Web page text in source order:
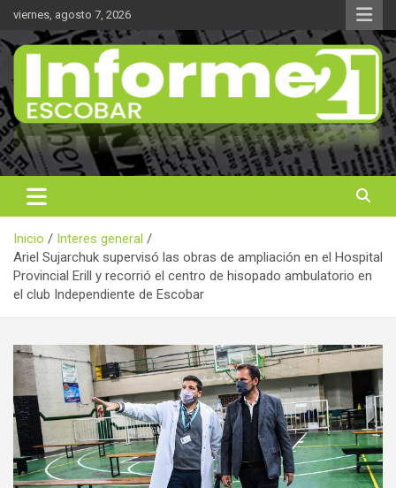
Saltar
contenido
viernes, agosto 7, 2026
Informe 21
Noticas reales
Inicio
Interes general
Ariel Sujarchuk supervisó las obras de ampliación en el Hospital
Provincial Erill y recorrió el centro de hisopado ambulatorio en
el club Independiente de Escobar